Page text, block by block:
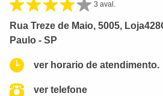
3 aval.
Rua Treze de Maio, 5005,
Paulo - SP
ver horario de atendimento.
ver telefone